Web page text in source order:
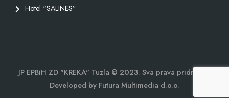
Hotel “SALINES”
JP EPBiH ZD "KREKA" Tuzla © 2023. Sva prava pridržana.
Developed by Futura Multimedia d.o.o.